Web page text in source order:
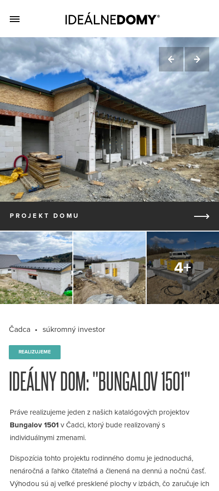
PROJEKT DOMU
Čadca súkromný investor
REALIZUJEME
IDEÁLNY DOM: "BUNGALOV 1501"
Práve realizujeme jeden z našich katalógových projektov
Bungalov 1501 v Čadci, ktorý bude realizovaný s
individuálnymi zmenami.
Dispozícia tohto projektu rodinného domu je jednoduchá,
nenáročná a ľahko čitateľná a členená na dennú a nočnú časť.
Výhodou sú aj veľké presklené plochy v izbách, čo zaručuje ich